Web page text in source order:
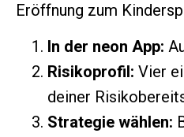
Eröffnung zum
In der neon App:
Risikoprofil: Vier
deiner
Strategie wählen: